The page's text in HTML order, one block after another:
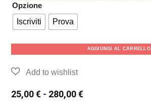
Opzione
Iscriviti
Prova
AGGIUNGI AL CARRELLO
25,00€ - 280,00€